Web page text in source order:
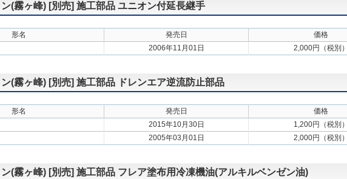
(霧ヶ峰) [別売] 施工部品 ユニオン付延長継手
形名 発売日
価格
2006年11月01日 2,000円（税別）
(霧ヶ峰) [別売] 施工部品 ドレンエア逆流防止部品
形名 発売日
価格
2015年10月30日
1,200円（税別）
2005年03月01日 2,000円（税別）
(霧ヶ峰) [別売] 施工部品 フレア塗布用冷凍機油(アルキルベンゼン油)